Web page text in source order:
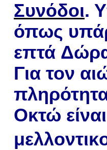
Συνόδοι.
όπως
επτά
Για τον
Οκτώ
μελλοντικ